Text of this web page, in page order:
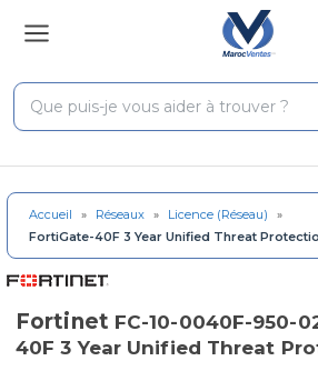
Accueil » Réseaux » Licence (Réseau)
»
FortiGate-40F 3 Year Unified Threat
Fortinet FC-10-0040F-950-
40F 3 Year Unified Threat